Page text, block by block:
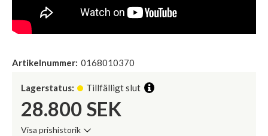
Artikelnummer: 0168010370
Lagerstatus: Tillfälligt slut
28.800 SEK
Visa prishistorik